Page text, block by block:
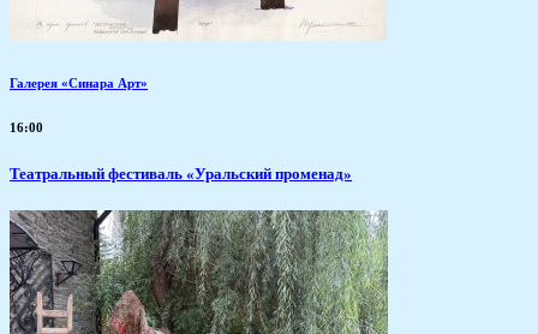
Галерея «Синара Арт»
16:00
Театральный фестиваль «Уральский променад»